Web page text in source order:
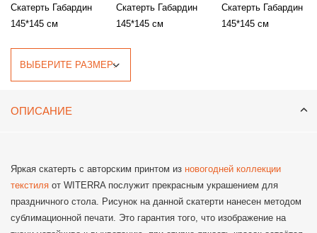
Скатерть Габардин
145*145 см
Скатерть Габардин
145*145 см
Скатерть Габардин
145*145 см
ОПИСАНИЕ
Яркая скатерть с авторским принтом из новогодней коллекции
текстиля от WITERRA послужит прекрасным украшением для
праздничного стола. Рисунок на данной скатерти нанесен методом
сублимационной печати. Это гарантия того, что изображение на